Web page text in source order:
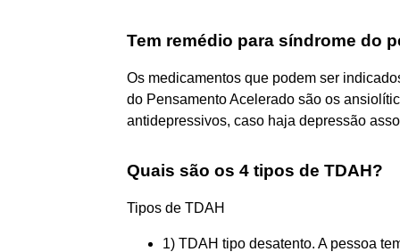
Tem remédio para síndrome do
Os medicamentos que podem ser
do Pensamento Acelerado são os
antidepressivos, caso haja depressão
Quais são os 4 tipos de TDAH?
Tipos de TDAH
1) TDAH tipo desatento. A pessoa